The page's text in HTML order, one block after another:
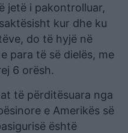
jetë i pakontrolluar,
kur dhe ku
do të hyjë në
para të së dielës, me
6 orësh.
të përditësuara nga
e Amerikës së
është